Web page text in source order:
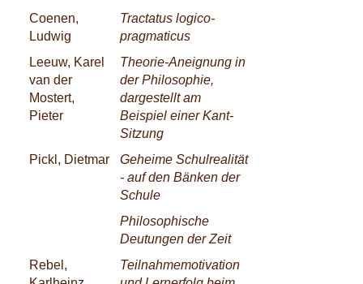
Coenen,
Ludwig
Tractatus logico-
pragmaticus
Leeuw, Karel
van der
Mostert,
Pieter
Theorie-Aneignung in
der Philosophie,
dargestellt am
Beispiel einer Kant-
Sitzung
Pickl, Dietmar
Geheime Schulrealität
- auf den Bänken der
Schule
Philosophische
Deutungen der Zeit
Rebel,
Teilnahmemotivation